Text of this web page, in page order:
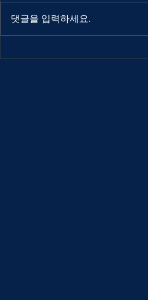
댓글을 입력하세요.